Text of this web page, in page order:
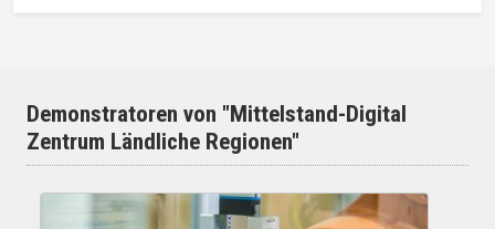
Demonstratoren von "Mittelstand-Digital
Zentrum Ländliche Regionen"